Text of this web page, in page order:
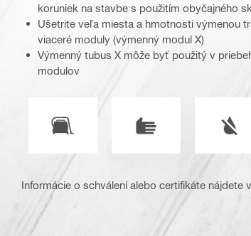
koruniek na stavbe s použitím obyčajného
Ušetrite veľa miesta a hmotnosti výmenou
viaceré moduly (výmenný modul X)
Výmenný tubus X môže byť použitý v
modulov
Informácie o schválení alebo certifikáte nájdete